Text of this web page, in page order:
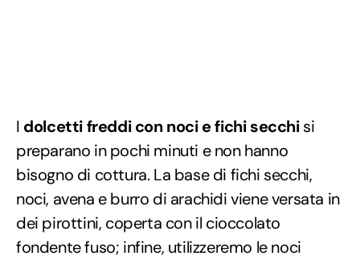
I dolcetti freddi con noci e fichi secchisi
preparano in pochi minuti e non hanno
bisogno di cottura. La base di fichi secchi,
noci, avena e burro di arachidi viene versata in
dei pirottini, coperta con il cioccolato
fondente fuso; infine, utilizzeremo le noci